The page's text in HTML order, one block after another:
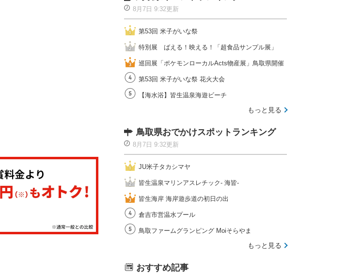
8月7日 9:32更新
第53回 米子がいな祭
特別展 ばえる！映える！「超食品サンプル展」
巡回展「ポケモンローカルActs物産展」鳥取県開催
第53回 米子がいな祭 花火大会
【海水浴】皆生温泉海遊ビーチ
もっと見る
鳥取県おでかけスポットランキング
8月7日 9:32更新
JU米子タカシマヤ
皆生温泉マリンアスレチック- 海皆-
皆生海岸 海岸遊歩道の初日の出
倉吉市営温水プール
鳥取ファームグランピング Moiそらやま
もっと見る
おすすめ記事